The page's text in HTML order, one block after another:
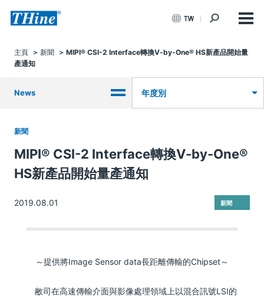
TW
主頁 新聞
MIPI® CSI-2 Interface轉換V-by-One® HS新產品開始量
產通知
News 年度別
新聞
MIPI® CSI-2 Interface轉換V-by-One®
HS新產品開始量產通知
2019.08.01 新聞
～提供將Image Sensor data長距離傳輸的Chipset～
敝司在高速傳輸介面與影像處理領域上以混合訊號LSI的